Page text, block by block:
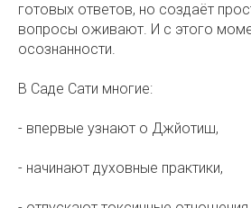
готовых ответов, но создаёт
вопросы оживают. И с этого
осознанности. ⠀
В Саде Сати многие: ⠀
- впервые узнают о Джйотиш,
- начинают духовные практики, ⠀